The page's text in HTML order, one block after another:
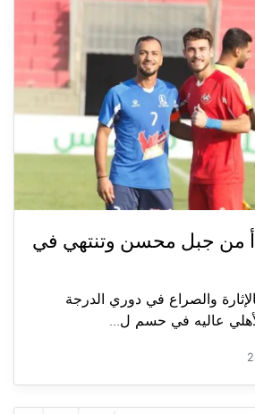
من جبل محسن وتنتهي في
والصراع في دوري الدرجة
الأهلي عاليه في حسم ل...